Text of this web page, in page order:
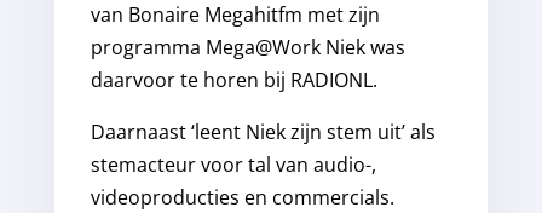
van Bonaire Megahitfm met zijn
programma Mega@Work Niek was
daarvoor te horen bij RADIONL.
Daarnaast ‘leent Niek zijn stem uit’ als
stemacteur voor tal van audio-,
videoproducties en commercials.